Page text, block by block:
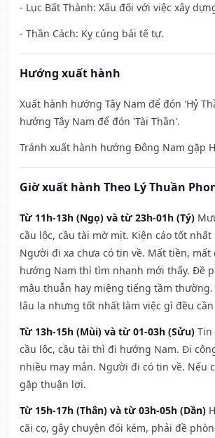
- Lục Bất Thành: Xấu đối với việc xây
- Thần Cách: Kỵ cúng bái tế tự.
Hướng xuất hành
Xuất hành hướng Tây Nam để đón 'Hỷ
hướng Tây Nam để đón 'Tài Thần'.
Tránh xuất hành hướng Đông Nam gặp
Giờ xuất hành Theo Lý Thuần
Từ 11h-13h (Ngọ) và từ 23h-01h (Tý)
cầu lộc, cầu tài mờ mịt. Kiện cáo tốt nhất
Người đi xa chưa có tin về. Mất tiền, mất
hướng Nam thì tìm nhanh mới thấy. Đề
mâu thuẫn hay miệng tiếng tầm thường.
lâu la nhưng tốt nhất làm việc gì đều cần
Từ 13h-15h (Mùi) và từ 01-03h (Sửu) Tin
cầu lộc, cầu tài thì đi hướng Nam. Đi
nhiều may mắn. Người đi có tin về. Nếu
gặp thuận lợi.
Từ 15h-17h (Thân) và từ 03h-05h (Dần)
cãi cọ, gây chuyện đói kém, phải đề